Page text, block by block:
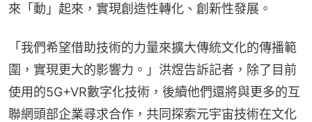
來「動」起來，實現創造性轉化、創新性發展。
「我們希望借助技術的力量來擴大傳統文化的傳播範
圍，實現更大的影響力。」洪煜告訴記者，除了目前
使用的5G+VR數字化技術，後續他們還將與更多的互
聯網頭部企業尋求合作，共同探索元宇宙技術在文化